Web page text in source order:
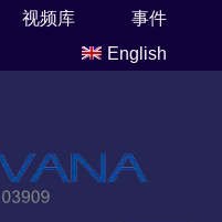
视频库
事件
English